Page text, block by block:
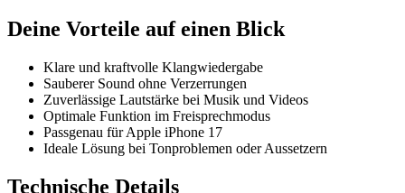
Deine Vorteile auf einen Blick
Klare und kraftvolle Klangwiedergabe
Sauberer Sound ohne Verzerrungen
Zuverlässige Lautstärke bei Musik und Videos
Optimale Funktion im Freisprechmodus
Passgenau für Apple iPhone 17
Ideale Lösung bei Tonproblemen oder Aussetzern
Technische Details